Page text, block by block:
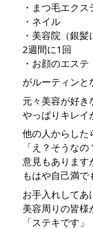
・まつ毛エクス
・ネイル
・美容院（銀髪
2週間に1回
・お顔のエステ
がルーティンと
元々美容が好き
やっぱりキレイ
他の人からした
「え？そうな
意見もあります
もはや自己満で
お手入れしてあ
美容周りの皆様
「ステキです